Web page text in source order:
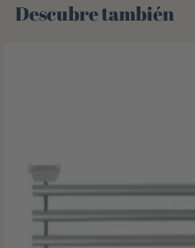
Descubre también 🌻